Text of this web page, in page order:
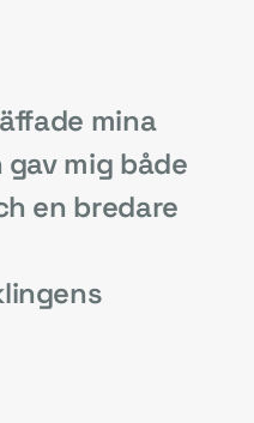
mina
mig både
en bredare